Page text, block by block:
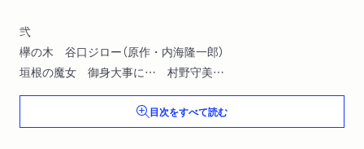
弐
欅の木 谷口ジロー（原作・内海隆一郎）
垣根の魔女 御身大事に… 村野守美
極楽ミシン 近藤ようこ
参
目次をすべて読む